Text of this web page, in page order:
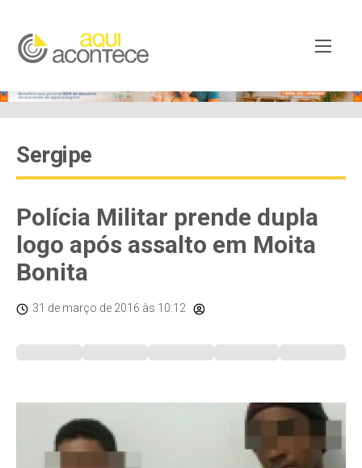
Sergipe
Polícia Militar prende dupla
logo após assalto em Moita
Bonita
31 de março de 2016 às 10:12